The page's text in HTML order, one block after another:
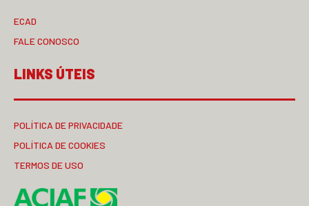
ECAD
FALE CONOSCO
LINKS ÚTEIS
POLÍTICA DE PRIVACIDADE
POLÍTICA DE COOKIES
TERMOS DE USO